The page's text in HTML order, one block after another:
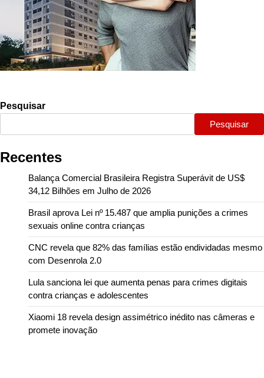
Pesquisar
Pesquisar
Recentes
Balança Comercial Brasileira Registra Superávit de US$
34,12 Bilhões em Julho de 2026
Brasil aprova Lei nº 15.487 que amplia punições a crimes
sexuais online contra crianças
CNC revela que 82% das famílias estão endividadas mesmo
com Desenrola 2.0
Lula sanciona lei que aumenta penas para crimes digitais
contra crianças e adolescentes
Xiaomi 18 revela design assimétrico inédito nas câmeras e
promete inovação